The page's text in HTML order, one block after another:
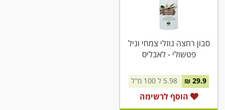
סבון רחצה נוזלי צמחי וניל
פטשולי - לאבליס
29.9 ₪
הוסף לרשימה